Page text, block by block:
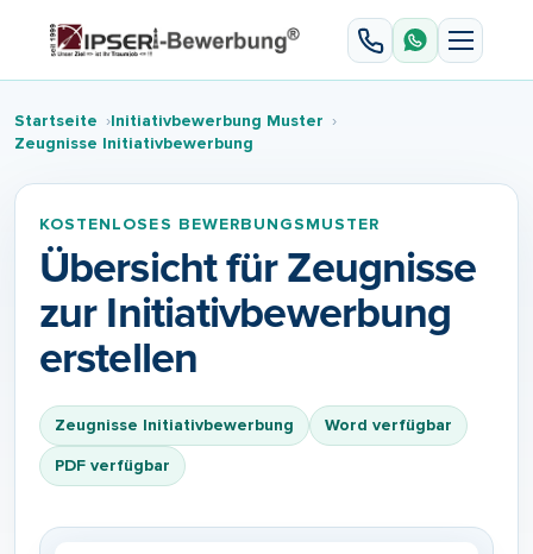
Startseite
Initiativbewerbung Muster
Zeugnisse Initiativbewerbung
KOSTENLOSES BEWERBUNGSMUSTER
Übersicht für Zeugnisse
zur Initiativbewerbung
erstellen
Zeugnisse Initiativbewerbung
Word verfügbar
PDF verfügbar